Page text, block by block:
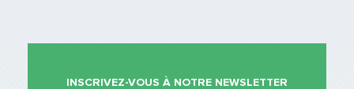
INSCRIVEZ-VOUS À NOTRE NEWSLETTER